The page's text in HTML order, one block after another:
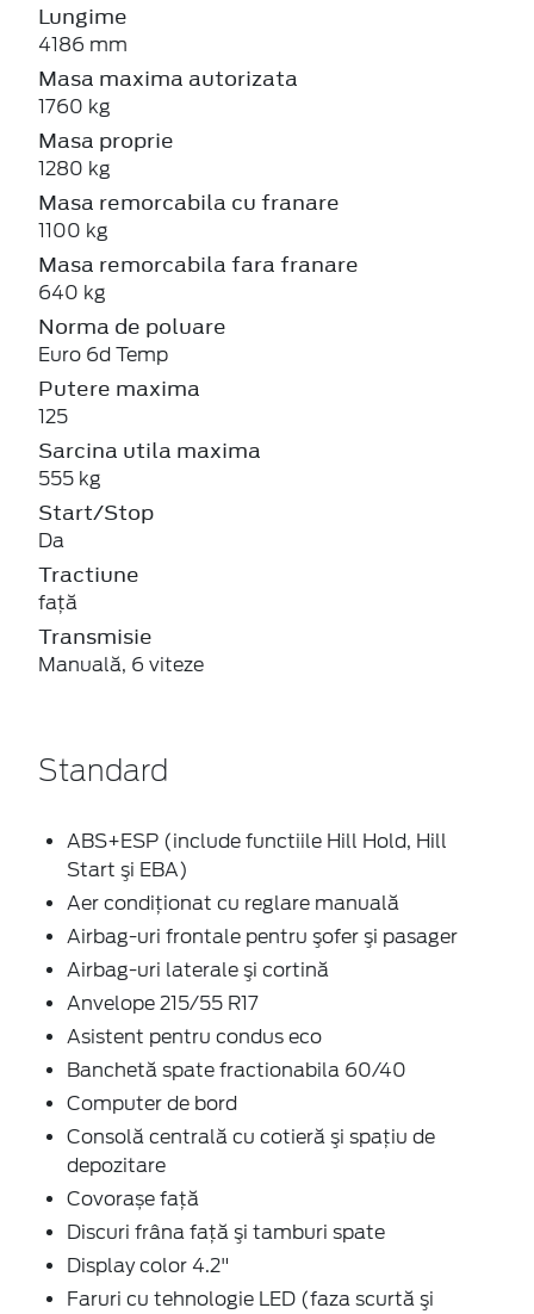
Lungime
4186 mm
Masa maxima autorizata
1760 kg
Masa proprie
1280 kg
Masa remorcabila cu franare
1100 kg
Masa remorcabila fara franare
640 kg
Norma de poluare
Euro 6d Temp
Putere maxima
125
Sarcina utila maxima
555 kg
Start/Stop
Da
Tractiune
faţă
Transmisie
Manuală, 6 viteze
Standard
ABS+ESP (include functiile Hill Hold, Hill
Start şi EBA)
Aer condiţionat cu reglare manuală
Airbag-uri frontale pentru şofer şi pasager
Airbag-uri laterale şi cortină
Anvelope 215/55 R17
Asistent pentru condus eco
Banchetă spate fractionabila 60/40
Computer de bord
Consolă centrală cu cotieră şi spaţiu de
depozitare
Covorașe față
Discuri frâna faţă şi tamburi spate
Display color 4.2"
Faruri cu tehnologie LED (faza scurtă şi